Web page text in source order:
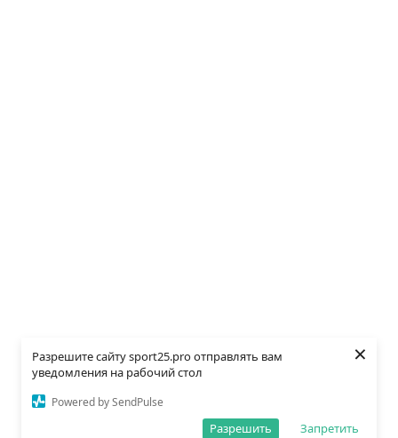
Разрешите сайту sport25.pro отправлять вам
уведомления на рабочий стол
Powered by SendPulse
Запретить
Разрешить
×